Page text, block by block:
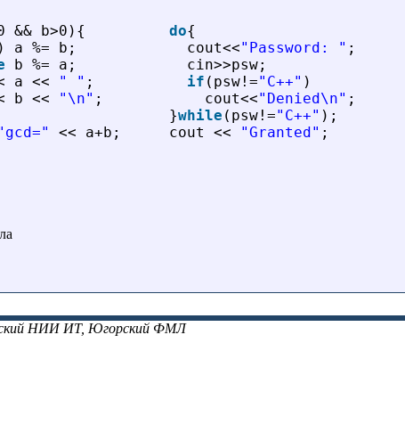
&& b>0){
a %= b;
b %= a;
a <<
" " ;
b <<
"\n" ;
<< a+b;
do{
cout<<"Password: " ;
cin>>psw;
if (psw!="C++" )
cout<<"Denied\n" ;
}while (psw!="C++" );
cout <<
"Granted" ;
НИИ ИТ, Югорский ФМЛ